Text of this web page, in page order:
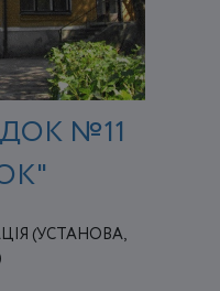
№11
(УСТАНОВА,